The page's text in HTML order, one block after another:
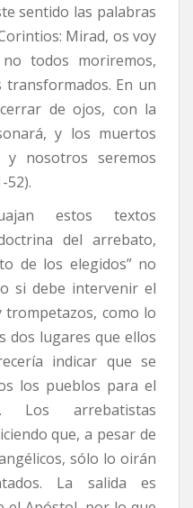
sentido las palabras
Mirad, os voy
todos moriremos,
En un
de ojos, con la
y los muertos
y nosotros seremos
52).
estos textos
del arrebato,
de los elegidos” no
si debe intervenir el
trompetazos, como lo
dos lugares que ellos
indicar que se
los pueblos para el
Los arrebatistas
que, a pesar de
sólo lo oirán
La salida es